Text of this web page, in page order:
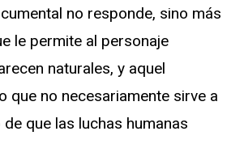
no responde, sino más
le permite al personaje
naturales, y aquel
que no necesariamente sirve a
que las luchas humanas